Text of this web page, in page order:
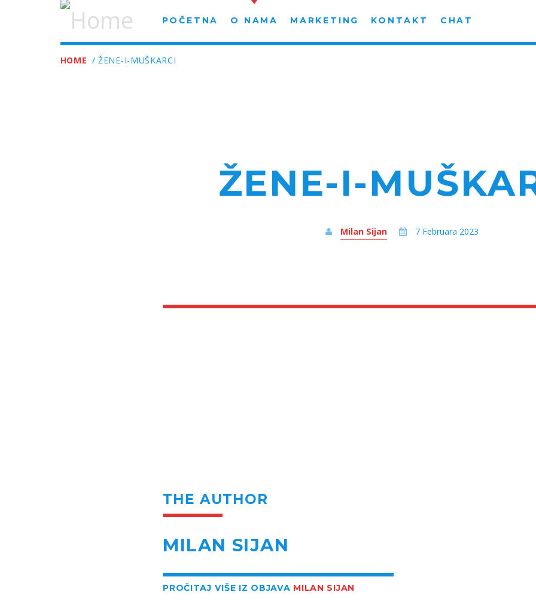
POČETNA O NAMA MARKETING KONTAKT CHAT
HOME / ŽENE-I-MUŠKARCI
ŽENE-I-
Milan Sijan 7 Februara 2023
THE AUTHOR
MILAN SIJAN
PROČITAJ VIŠE IZ OBJAVA MILAN SIJAN